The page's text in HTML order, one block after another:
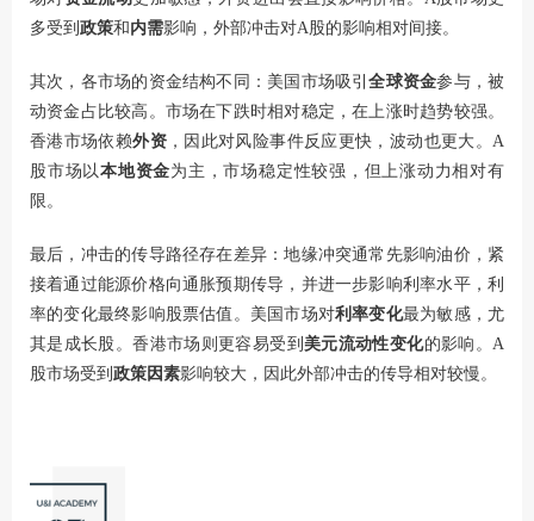
多受到 政策和 内需影响，外部冲击对A股的影响相对间接。
其次，各市场的资金结构不同：美国市场吸引全球资金参与，被
动资金占比较高。市场在下跌时相对稳定，在上涨时趋势较强。
香港市场依赖外资，因此对风险事件反应更快，波动也更大。A
股市场以本地资金为主，市场稳定性较强，但上涨动力相对有
限。
最后，冲击的传导路径存在差异：地缘冲突通常先影响油价，紧
接着通过能源价格向通胀预期传导，并进一步影响利率水平，利
率的变化最终影响股票估值。美国市场对利率变化最为敏感，尤
其是成长股。香港市场则更容易受到 美元流动性变化的影响。A
股市场受到 政策因素影响较大，因此外部冲击的传导相对较慢。